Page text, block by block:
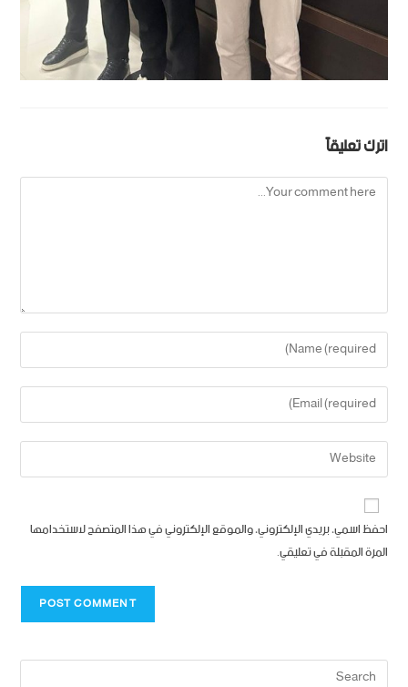
اترك تعليقاً
احفظ اسمي، بريدي الإلكتروني، والموقع الإلكتروني في هذا المتصفح لاستخدامها
المرة المقبلة في تعليقي.